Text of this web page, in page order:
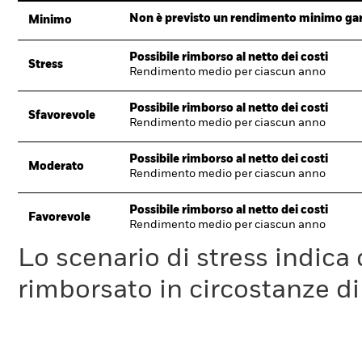
Minimo Non è previsto un rendimento minimo
Stress
Possibile rimborso al netto dei costi
Rendimento medio per ciascun anno
Sfavorevole
Possibile rimborso al netto dei costi
Rendimento medio per ciascun anno
Moderato
Possibile rimborso al netto dei costi
Rendimento medio per ciascun anno
Favorevole
Possibile rimborso al netto dei costi
Rendimento medio per ciascun anno
Lo scenario di stress
rimborsato in circostanze